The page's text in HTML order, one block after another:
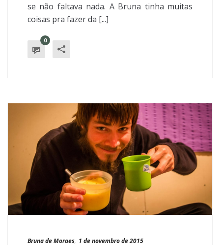
se não faltava nada. A Bruna tinha muitas
coisas pra fazer da [...]
0
Bruna de Moraes, 1 de novembro de 2015